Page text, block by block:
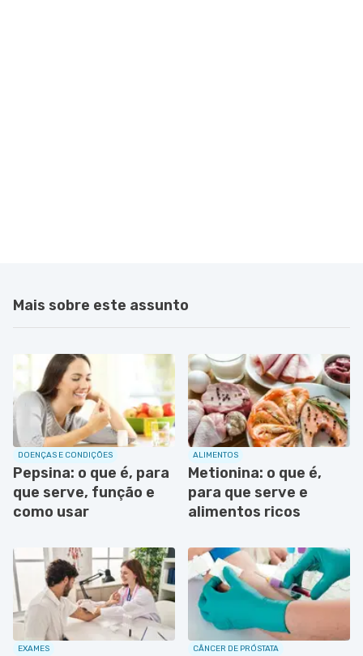
Mais sobre este assunto
DOENÇAS E CONDIÇÕES
Pepsina: o que é, para
que serve, função e
como usar
ALIMENTOS
Metionina: o que é,
para que serve e
alimentos ricos
EXAMES CÂNCER DE PRÓSTATA